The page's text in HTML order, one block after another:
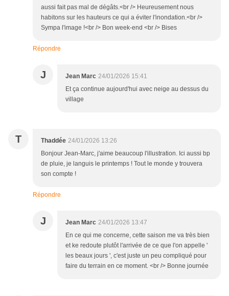
aussi fait pas mal de dégâts.<br /> Heureusement nous
habitons sur les hauteurs ce qui a éviter l'inondation.<br />
Sympa l'image !<br /> Bon week-end <br /> Bises
Répondre
J Jean Marc 24/01/2026 15:41
Et ça continue aujourd'hui avec neige au dessus du
village
T Thaddée 24/01/2026 13:26
Bonjour Jean-Marc, j'aime beaucoup l'illustration. Ici aussi bp
de pluie, je languis le printemps ! Tout le monde y trouvera
son compte !
Répondre
J Jean Marc 24/01/2026 13:47
En ce qui me concerne, cette saison me va très bien
et ke redoute plutôt l'arrivée de ce que l'on appelle '
les beaux jours ', c'est juste un peu compliqué pour
faire du terrain en ce moment. <br /> Bonne journée